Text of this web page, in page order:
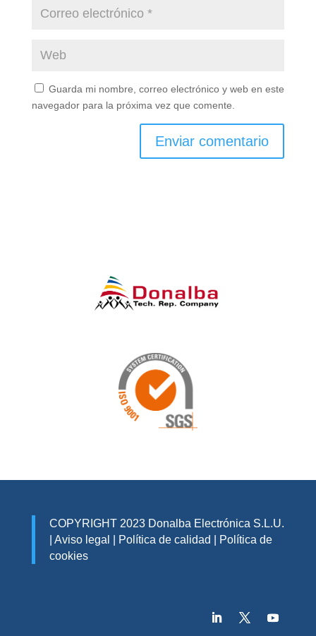
Guarda mi nombre, correo electrónico y web en este
navegador para la próxima vez que comente.
COPYRIGHT 2023 Donalba Electrónica S.L.U.
Aviso legal Política de calidad
Política de
cookies